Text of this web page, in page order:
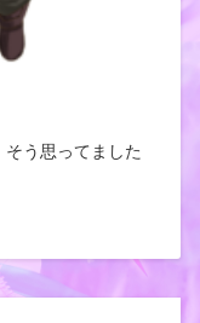
う思ってました